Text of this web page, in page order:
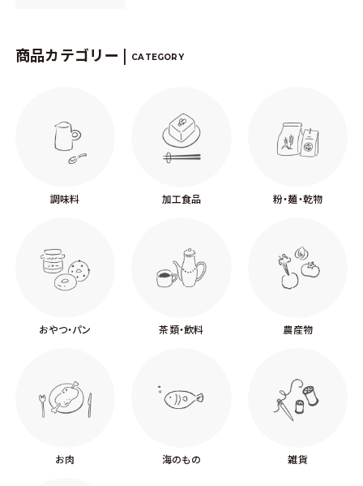
商品カテゴリー | CATEGORY
調味料 加工食品 粉・麺・乾物
おやつ・パン 茶類・飲料 農産物
お肉 海のもの 雑貨